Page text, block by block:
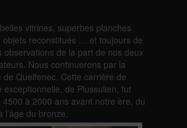
vitrines, superbes planches
objets reconstitués … et toujours de
observations de la part de nos deux
Nous continuerons par la
de Quelfenec. Cette carrière de
exceptionnelle, de Plussulien, fut
4500 à 2000 ans avant notre ère, du
l’âge du bronze.